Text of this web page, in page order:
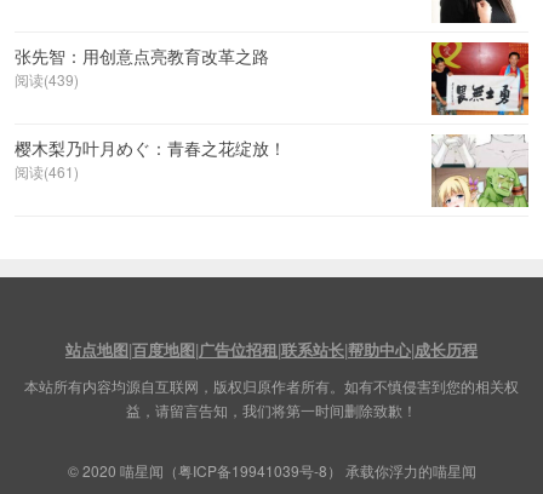
张先智：用创意点亮教育改革之路
阅读(439)
樱木梨乃叶月めぐ：青春之花绽放！
阅读(461)
站点地图|百度地图|广告位招租|联系站长|帮助中心|成长历程
本站所有内容均源自互联网，版权归原作者所有。如有不慎侵害到您的相关权
益，请留言告知，我们将第一时间删除致歉！
© 2020 喵星闻 （粤ICP备19941039号-8） 承载你浮力的喵星闻